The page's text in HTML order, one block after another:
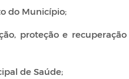
do Município;
proteção e
de Saúde;